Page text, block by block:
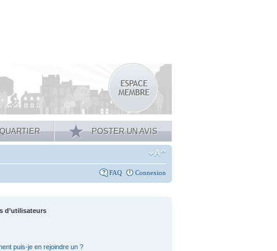
POSTER UN AVIS
FAQ Connexion
d’utilisateurs
puis-je en rejoindre un ?